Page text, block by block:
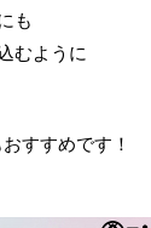
も
むように
すすめです！